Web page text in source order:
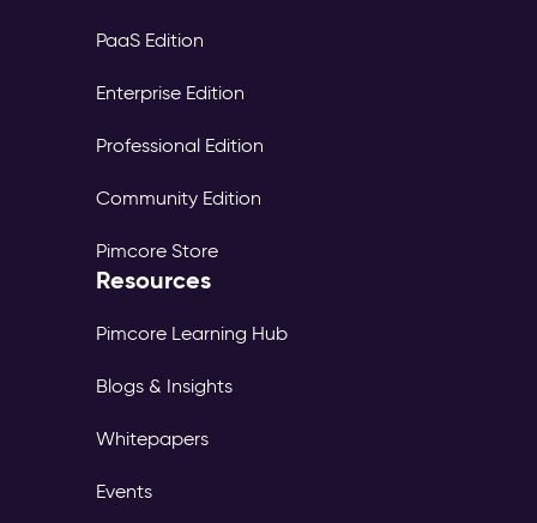
PaaS Edition
Enterprise Edition
Professional Edition
Community Edition
Pimcore Store
Resources
Pimcore Learning Hub
Blogs & Insights
Whitepapers
Events